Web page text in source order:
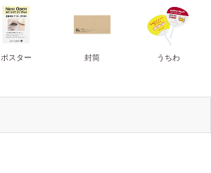
ポスター 封筒 うちわ